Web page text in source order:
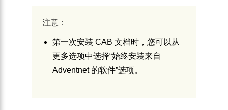
注意：
第一次安装 CAB 文档时，您可以从
更多选项中选择“始终安装来自
Adventnet 的软件”选项。